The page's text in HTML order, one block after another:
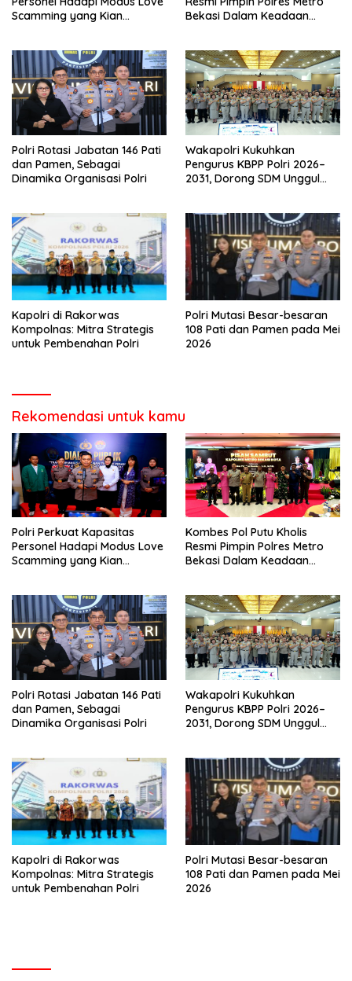
Scamming yang Kian
Bekasi Dalam Keadaan
Polri Rotasi Jabatan 146 Pati
dan Pamen, Sebagai
Dinamika Organisasi Polri
Wakapolri Kukuhkan
Pengurus KBPP Polri 2026–
2031, Dorong SDM Unggul
Kapolri di Rakorwas
Kompolnas: Mitra Strategis
untuk Pembenahan Polri
Polri Mutasi Besar-besaran
108 Pati dan Pamen pada Mei
2026
Rekomendasi untuk kamu
Polri Perkuat Kapasitas
Personel Hadapi Modus Love
Scamming yang Kian
Kombes Pol Putu Kholis
Resmi Pimpin Polres Metro
Bekasi Dalam Keadaan
Polri Rotasi Jabatan 146 Pati
dan Pamen, Sebagai
Dinamika Organisasi Polri
Wakapolri Kukuhkan
Pengurus KBPP Polri 2026–
2031, Dorong SDM Unggul
Kapolri di Rakorwas
Kompolnas: Mitra Strategis
untuk Pembenahan Polri
Polri Mutasi Besar-besaran
108 Pati dan Pamen pada Mei
2026